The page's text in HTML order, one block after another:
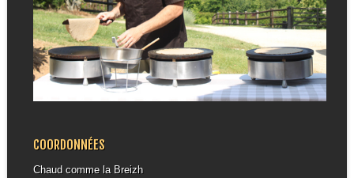
COORDONNÉES
Chaud comme la Breizh